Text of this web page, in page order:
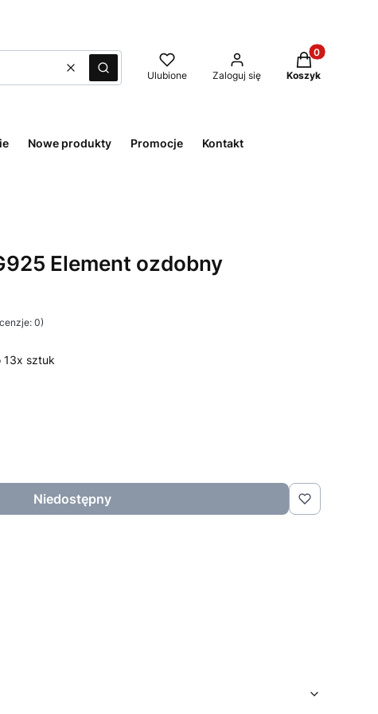
WyczyśćSzukaj Ulubione Zaloguj się
Produkty w
Koszyk
Nowe produkty Promocje Kontakt
Element ozdobny
0)
13x sztuk
Niedostępny